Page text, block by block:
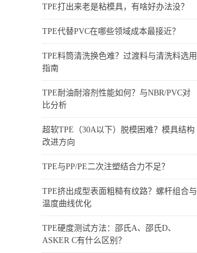
TPE打出来老是粘模具，有啥好办法没？
TPE代替PVC在哪些领域成本最接近？
TPE料筒清洗换色难？过渡料与清洗料选用
指南
TPE耐油耐溶剂性能如何？与NBR/PVC对
比分析
超软TPE（30A以下）脱模困难？模具结构
改进方向
TPE与PP/PE二次注塑结合力不足？
TPE挤出成型表面粗糙有纹路？螺杆组合与
温度曲线优化
TPE硬度测试方法：邵氏A、邵氏D、
ASKER C有什么区别？